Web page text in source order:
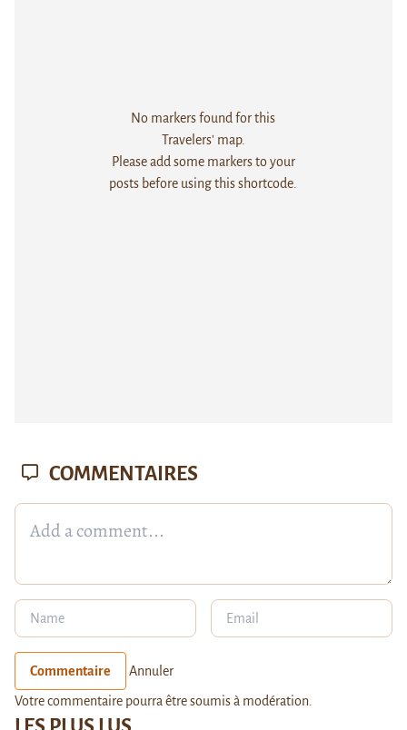
No markers found for this
Travelers' map.
Please add some markers to your
posts before using this shortcode.
COMMENTAIRES
Commentaire Annuler
Votre commentaire pourra être soumis à modération.